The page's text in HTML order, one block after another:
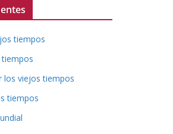
tiempos
los viejos tiempos
tiempos